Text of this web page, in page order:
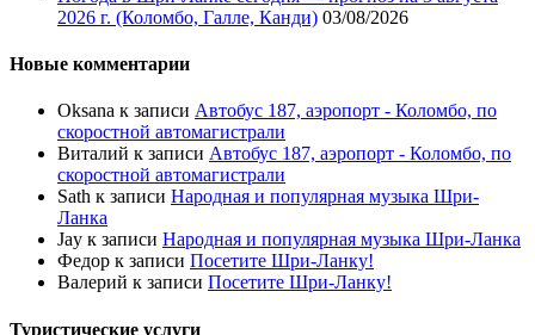
2026 г. (Коломбо, Галле, Канди) 03/08/2026
Новые комментарии
Oksana к записи Автобус 187, аэропорт - Коломбо, по
скоростной автомагистрали
Виталий к записи Автобус 187, аэропорт - Коломбо, по
скоростной автомагистрали
Sath к записи Народная и популярная музыка Шри-
Ланка
Jay к записи Народная и популярная музыка Шри-Ланка
Федор к записи Посетите Шри-Ланку!
Валерий к записи Посетите Шри-Ланку!
Туристические услуги